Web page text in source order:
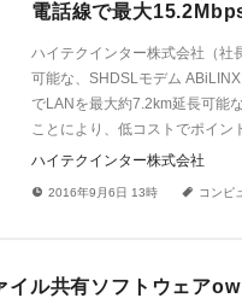
電話線で最大
ハイテクインター株式会社（社
可能な、SHDSLモデム
でLANを最大約7.2km延長可能
ことにより、低コストでポイン
ハイテクインター株式会社
! 2016年9月6日 13時 a コンピ
イル共有ソフトウェア